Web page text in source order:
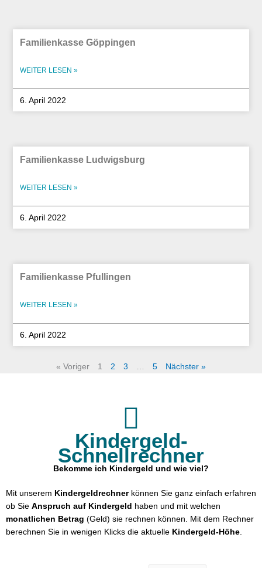
Familienkasse Göppingen
WEITER LESEN »
6. April 2022
Familienkasse Ludwigsburg
WEITER LESEN »
6. April 2022
Familienkasse Pfullingen
WEITER LESEN »
6. April 2022
« Voriger 1 2 3 5 Nächster »
Kindergeld-
Schnellrechner
Bekomme ich Kindergeld und wie viel?
Mit unserem Kindergeldrechnerkönnen Sie ganz einfach erfahren
ob Sie Anspruch auf Kindergeld haben und mit welchen
monatlichen Betrag (Geld) sie rechnen können. Mit dem Rechner
berechnen Sie in wenigen Klicks die aktuelle Kindergeld-Höhe.